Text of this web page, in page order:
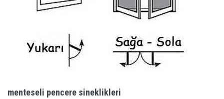
menteseli pencere sineklikleri